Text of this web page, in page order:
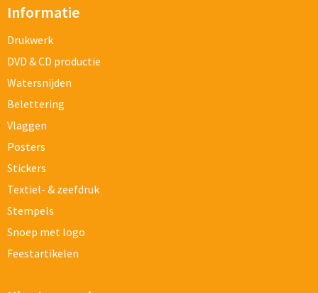
Informatie
Drukwerk
DVD & CD productie
Watersnijden
Belettering
Vlaggen
Posters
Stickers
Textiel- & zeefdruk
Stempels
Snoep met logo
Feestartikelen